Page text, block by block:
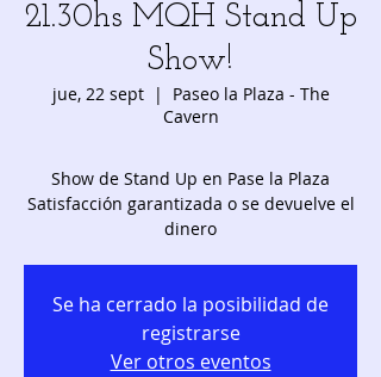
21.30hs MQH Stand Up
Show!
jue, 22 sept
  |
Paseo la Plaza - The
Cavern
Show de Stand Up en Pase la Plaza
Satisfacción garantizada o se devuelve el
dinero
Se ha cerrado la posibilidad de
registrarse
Ver otros eventos